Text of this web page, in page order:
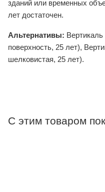
зданий или временных
лет достаточен.
Альтернативы: Вертикаль
поверхность, 25 лет),
шелковистая, 25 лет).
С этим товаром